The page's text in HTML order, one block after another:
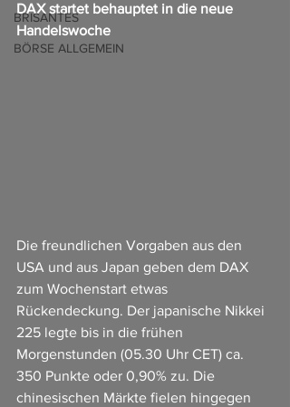
BRISANTES
BÖRSE ALLGEMEIN
DAX startet behauptet in die neue
Handelswoche
Die freundlichen Vorgaben aus den
USA und aus Japan geben dem DAX
zum Wochenstart etwas
Rückendeckung. Der japanische Nikkei
225 legte bis in die frühen
Morgenstunden (05.30 Uhr CET) ca.
350 Punkte oder 0,90% zu. Die
chinesischen Märkte fielen hingegen